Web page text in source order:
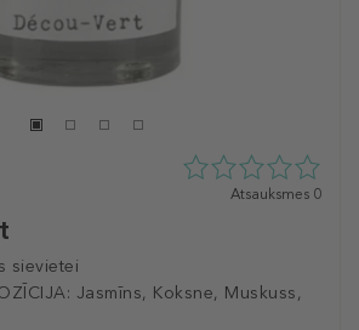
sievietei
Jasmīns, Koksne, Muskuss,
0
0
Atsauksmes 0